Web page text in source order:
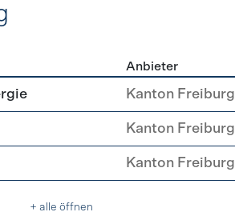
Anbieter
Kanton Freiburg
Kanton Freiburg
Kanton Freiburg
+ alle öffnen